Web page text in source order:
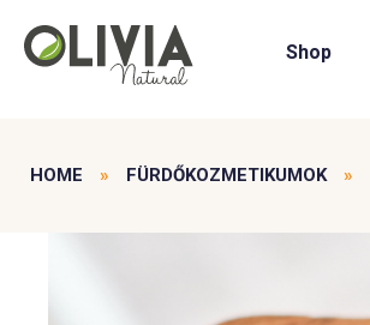
Shop
HOME » FÜRDŐKOZMETIKUMOK »